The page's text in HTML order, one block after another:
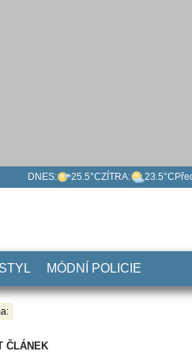
DNES: 25.5°CZÍTRA: 23.5°C
MÓDNÍ POLICIE
ČLÁNEK